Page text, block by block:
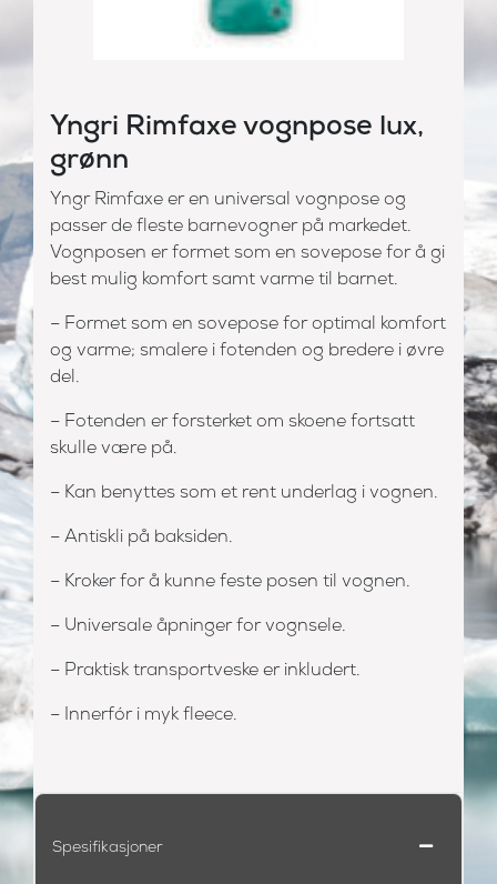
Yngri Rimfaxe vognpose lux,
grønn
Yngr Rimfaxe er en universal vognpose og
passer de fleste barnevogner på markedet.
Vognposen er formet som en sovepose for å gi
best mulig komfort samt varme til barnet.
– Formet som en sovepose for optimal komfort
og varme; smalere i fotenden og bredere i øvre
del.
– Fotenden er forsterket om skoene fortsatt
skulle være på.
– Kan benyttes som et rent underlag i vognen.
– Antiskli på baksiden.
– Kroker for å kunne feste posen til vognen.
– Universale åpninger for vognsele.
– Praktisk transportveske er inkludert.
– Innerfór i myk fleece.
Spesifikasjoner